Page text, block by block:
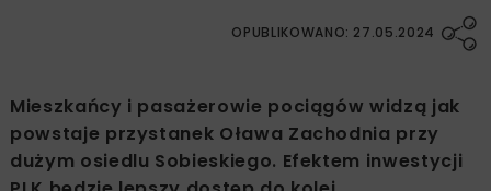
OPUBLIKOWANO: 27.05.2024
Mieszkańcy i pasażerowie pociągów widzą jak
powstaje przystanek Oława Zachodnia przy
dużym osiedlu Sobieskiego. Efektem inwestycji